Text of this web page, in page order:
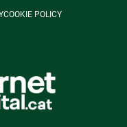
COOKIE POLICY